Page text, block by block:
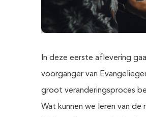
In deze eerste aflevering
voorganger van
groot veranderingsproces
Wat kunnen we leren van de